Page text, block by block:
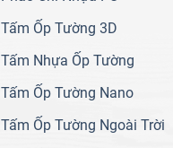
Tấm Ốp Tường 3D
Tấm Nhựa Ốp Tường
Tấm Ốp Tường Nano
Tấm Ốp Tường Ngoài Trời